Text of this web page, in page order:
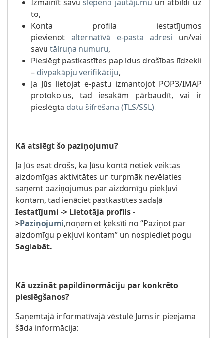
Izmainīt savuslepeno jautājumu un atbildi uz
to,
Konta profila iestatījumos
pievienot alternatīvā e-pasta adresi un/vai
savu tālruņa numuru,
Pieslēgt pastkastītes papildus drošības līdzekli
– divpakāpju verifikāciju,
Ja Jūs lietojat e-pastu izmantojot POP3/IMAP
protokolus, tad iesakām pārbaudīt, vai ir
pieslēgta datu šifrēšana (TLS/SSL).
Kā atslēgt šo paziņojumu?
Ja Jūs esat drošs, ka Jūsu kontā netiek veiktas
aizdomīgas aktivitātes un turpmāk nevēlaties
saņemt paziņojumus par aizdomīgu piekļuvi
kontam, tad ienāciet pastkastītes sadaļā
Iestatījumi -> Lietotāja profils -
>Paziņojumi,noņemiet ķeksīti no “Paziņot par
aizdomīgu piekļuvi kontam” un nospiediet pogu
Saglabāt.
Kā uzzināt papildinormāciju par konkrēto
pieslēgšanos?
Saņemtajā informatīvajā vēstulē Jums ir pieejama
šāda informācija: